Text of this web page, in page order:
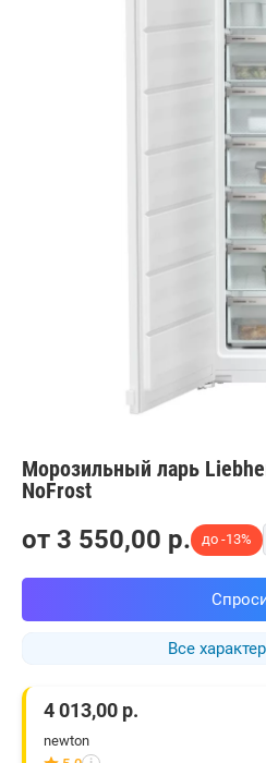
Морозильный ларь
NoFrost
Все
от 3 550,00 p. до -13%
4 013,00 р.
newton